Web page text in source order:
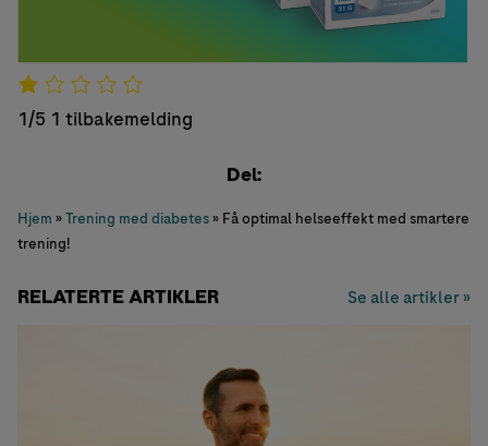
1/5 1 tilbakemelding
Del:
Hjem »Trening med diabetes» Få optimal helseeffekt med smartere
trening!
RELATERTE ARTIKLER Se alle artikler »